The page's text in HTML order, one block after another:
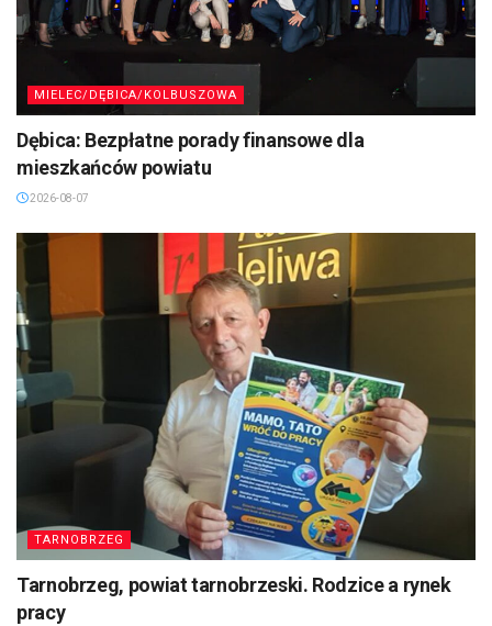
MIELEC/DĘBICA/KOLBUSZOWA
Dębica: Bezpłatne porady finansowe dla
mieszkańców powiatu
2026-08-07
TARNOBRZEG
Tarnobrzeg, powiat tarnobrzeski. Rodzice a rynek
pracy